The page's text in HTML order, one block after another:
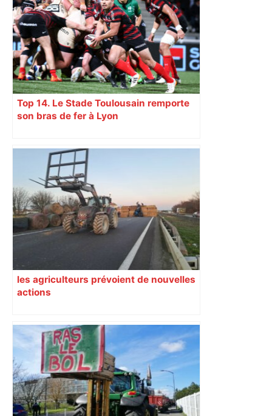
Top 14. Le Stade Toulousain remporte
son bras de fer à Lyon
les agriculteurs prévoient de nouvelles
actions